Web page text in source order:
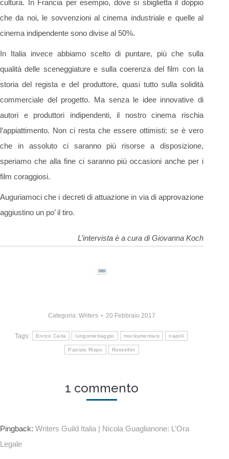
cultura. In Francia per esempio, dove si sbiglietta il doppio
che da noi, le sovvenzioni al cinema industriale e quelle al
cinema indipendente sono divise al 50%.
In Italia invece abbiamo scelto di puntare, più che sulla
qualità delle sceneggiature e sulla coerenza del film con la
storia del regista e del produttore, quasi tutto sulla solidità
commerciale del progetto. Ma senza le idee innovative di
autori e produttori indipendenti, il nostro cinema rischia
l’appiattimento. Non ci resta che essere ottimisti: se è vero
che in assoluto ci saranno più risorse a disposizione,
speriamo che alla fine ci saranno più occasioni anche per i
film coraggiosi.
Auguriamoci che i decreti di attuazione in via di approvazione
aggiustino un po’ il tiro.
L’intervista è a cura di Giovanna Koch
Categoria: Writers 20 Febbraio 2017
Tags: Enrico Caria lungometraggio mockumentary napoli
Patrizio Rispo Rossellini
1 commento
Pingback: Writers Guild Italia | Nicola Guaglianone: L’Ora
Legale